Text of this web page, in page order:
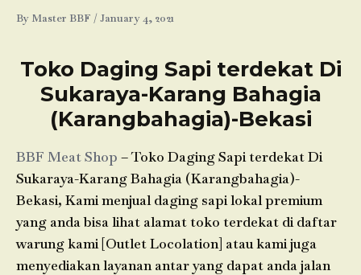
By Master BBF /January 4, 2021
Toko Daging Sapi terdekat Di
Sukaraya-Karang Bahagia
(Karangbahagia)-Bekasi
BBF Meat Shop – Toko Daging Sapi terdekat Di
Sukaraya-Karang Bahagia (Karangbahagia)-
Bekasi, Kami menjual daging sapi lokal premium
yang anda bisa lihat alamat toko terdekat di daftar
warung kami [Outlet Locolation] atau kami juga
menyediakan layanan antar yang dapat anda jalan